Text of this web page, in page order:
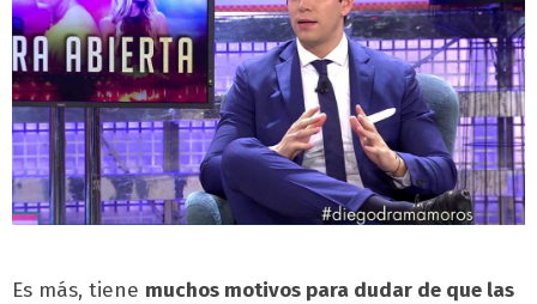
Es más, tiene muchos motivos para dudar de que las